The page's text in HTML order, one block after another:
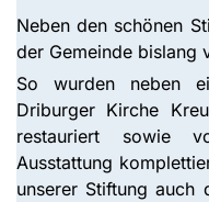
Neben den schönen
der Gemeinde bislang
So wurden neben
Driburger Kirche
restauriert sowie
Ausstattung
unserer Stiftung auch